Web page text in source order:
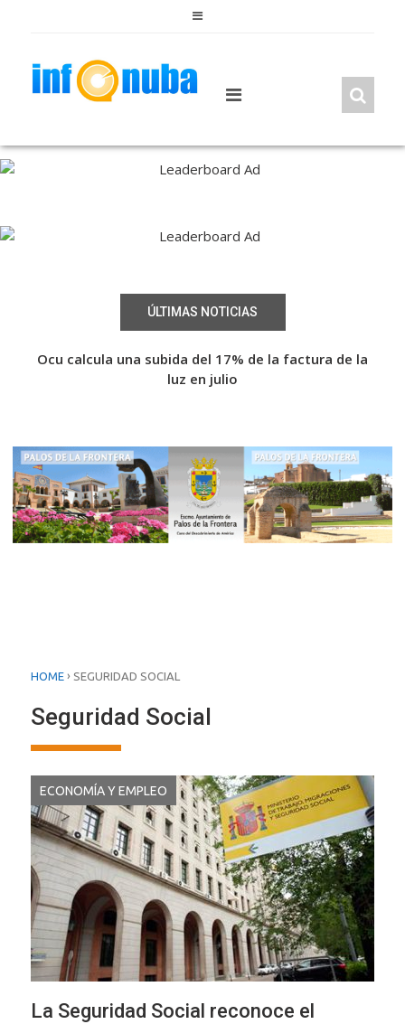
ÚLTIMAS NOTICIAS
Ocu calcula una subida del 17% de la factura de la
luz en julio
HOME › SEGURIDAD SOCIAL
Seguridad Social
ECONOMÍA Y EMPLEO
La Seguridad Social reconoce el